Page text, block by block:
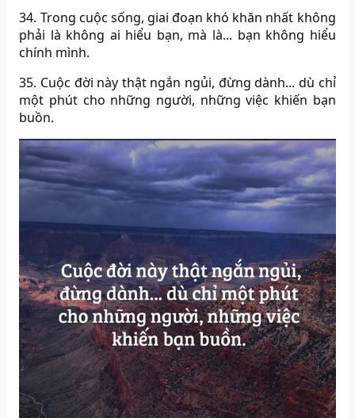
34. Trong cuộc sống, giai đoạn khó khăn nhất không
phải là không ai hiểu bạn, mà là... bạn không hiểu
chính mình.
35. Cuộc đời này thật ngắn ngủi, đừng dành... dù chỉ
một phút cho những người, những việc khiến bạn
buồn.